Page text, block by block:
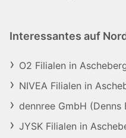
Interessantes auf
O2 Filialen in
NIVEA Filialen in
dennree GmbH
JYSK Filialen in